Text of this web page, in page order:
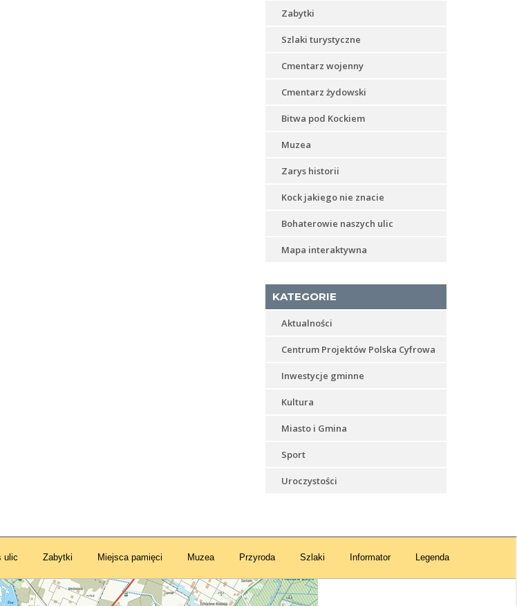
Zabytki
Szlaki turystyczne
Cmentarz wojenny
Cmentarz żydowski
Bitwa pod Kockiem
Muzea
Zarys historii
Kock jakiego nie znacie
Bohaterowie naszych ulic
Mapa interaktywna
KATEGORIE
Aktualności
Centrum Projektów Polska Cyfrowa
Inwestycje gminne
Kultura
Miasto i Gmina
Sport
Uroczystości